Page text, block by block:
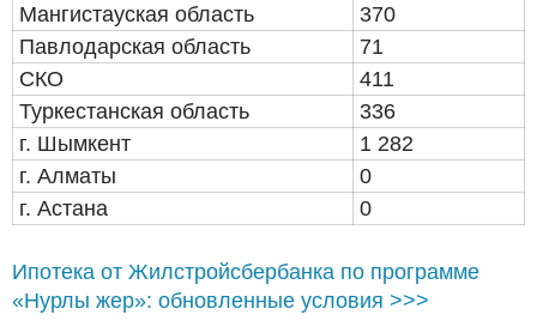
Мангистауская область
370
Павлодарская область
71
СКО
411
Туркестанская область
336
г. Шымкент
1 282
г. Алматы
0
г. Астана
0
Ипотека от Жилстройсбербанка по программе
«Нурлы жер»: обновленные условия >>>